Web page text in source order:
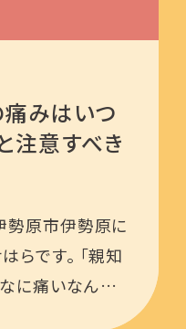
みはいつ
注意すべき
勢原市伊勢原に
らです。 「親知
に痛いなん